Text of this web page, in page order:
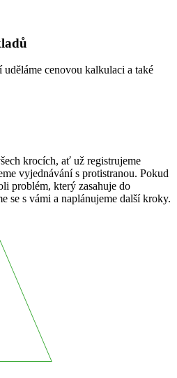
cenovou kalkulaci a také
krocích, ať už registrujeme
vyjednávání s protistranou. Pokud
problém, který zasahuje do
se s vámi a naplánujeme další kroky.